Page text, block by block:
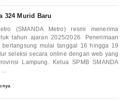
324 Murid Baru
(SMANDA Metro) resmi menerima
tahun ajaran 2025/2026. Penerimaan
mulai tanggal 16 hingga 19
seleksi secara online dengan web yang
Lampung. Ketua SPMB SMANDA
...